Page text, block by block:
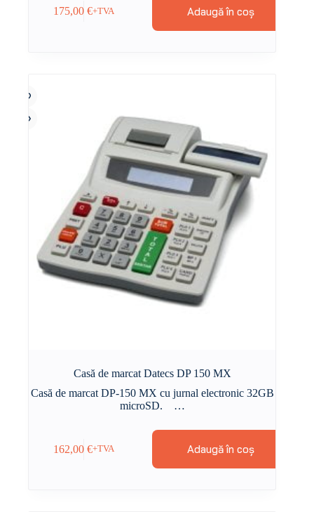
175,00 €+TVA Adaugă în coș
Casă de marcat Datecs DP 150 MX
Casă de marcat DP-150 MX cu jurnal electronic 32GB
microSD. …
162,00 €+TVA Adaugă în coș